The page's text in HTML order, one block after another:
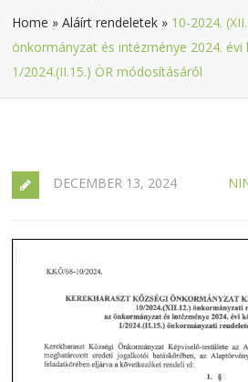
Home »Aláírt rendeletek » 10-2024.
önkormányzat és intézménye 2024.
1/2024.(II.15.) ÖR módosításáról
DECEMBER 13, 2024